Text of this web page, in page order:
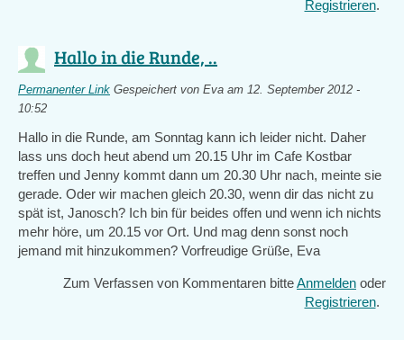
Registrieren.
Hallo in die Runde, ..
Permanenter Link Gespeichert von Eva am 12. September 2012 -
10:52
Hallo in die Runde, am Sonntag kann ich leider nicht. Daher
lass uns doch heut abend um 20.15 Uhr im Cafe Kostbar
treffen und Jenny kommt dann um 20.30 Uhr nach, meinte sie
gerade. Oder wir machen gleich 20.30, wenn dir das nicht zu
spät ist, Janosch? Ich bin für beides offen und wenn ich nichts
mehr höre, um 20.15 vor Ort. Und mag denn sonst noch
jemand mit hinzukommen? Vorfreudige Grüße, Eva
Zum Verfassen von Kommentaren bitteAnmelden oder
Registrieren.